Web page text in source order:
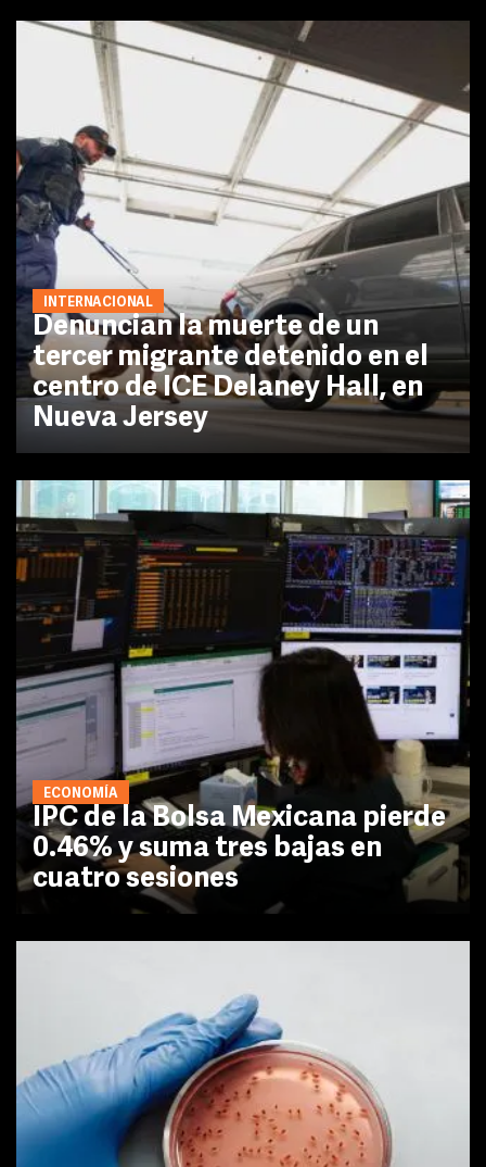
INTERNACIONAL
Denuncian la muerte de un
tercer migrante detenido en el
centro de ICE Delaney Hall, en
Nueva Jersey
ECONOMÍA
IPC de la Bolsa Mexicana pierde
0.46% y suma tres bajas en
cuatro sesiones